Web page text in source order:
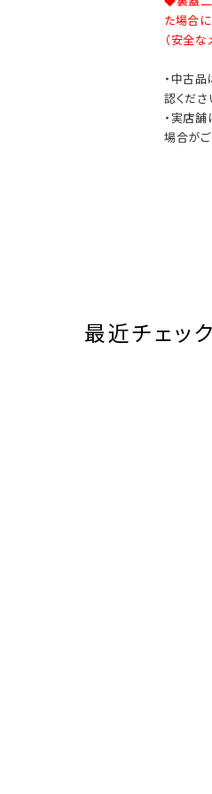
た場合
（安全
・中古
認くださ
・実店
場合がご
最近チェッ